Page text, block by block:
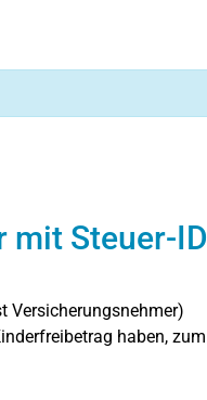
mit Steuer-ID
Versicherungsnehmer)
haben, zum